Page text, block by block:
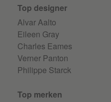
Top designer
Alvar Aalto
Eileen Gray
Charles Eames
Verner Panton
Philippe Starck
Top merken